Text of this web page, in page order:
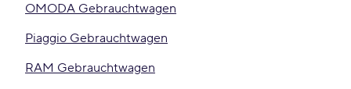
OMODA Gebrauchtwagen
Piaggio Gebrauchtwagen
RAM Gebrauchtwagen